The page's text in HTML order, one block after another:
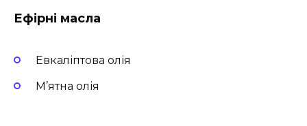
Ефірні масла
Евкаліптова олія
М’ятна олія